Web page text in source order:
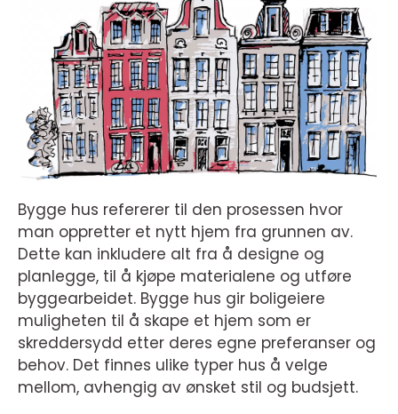
Bygge hus refererer til den prosessen hvor
man oppretter et nytt hjem fra grunnen av.
Dette kan inkludere alt fra å designe og
planlegge, til å kjøpe materialene og utføre
byggearbeidet. Bygge hus gir boligeiere
muligheten til å skape et hjem som er
skreddersydd etter deres egne preferanser og
behov. Det finnes ulike typer hus å velge
mellom, avhengig av ønsket stil og budsjett.